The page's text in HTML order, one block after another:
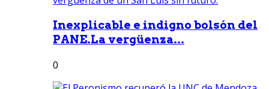
Inexplicable e indigno bolsón del
PANE.La vergüenza...
0